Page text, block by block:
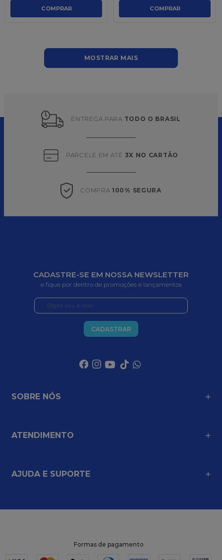
COMPRAR COMPRAR
MOSTRAR MAIS
ENTREGA PARA TODO O BRASIL
PARCELE EM ATÉ 3X NO CARTÃO
COMPRA 100% SEGURA
CADASTRE-SE EM NOSSA NEWSLETTER
e fique por dentro de promoções e lançamentos
CADASTRAR
SOBRE NÓS
ATENDIMENTO
AJUDA E SUPORTE
Formas de pagamento